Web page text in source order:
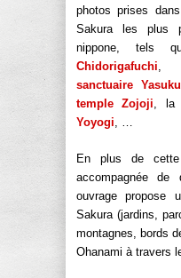
photos prises
Sakura les plus
nippone, tels
Chidorigafuchi
sanctuaire
temple Zojoji,
Yoyogi, …
En plus de cette
accompagnée de
ouvrage propose
Sakura (jardins,
montagnes, bords
Ohanami à travers